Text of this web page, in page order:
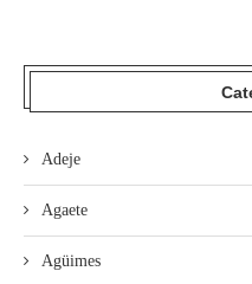
Adeje
Agaete
Agüimes